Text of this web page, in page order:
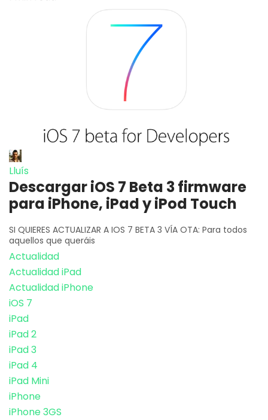
Lluís
Descargar iOS 7 Beta 3 firmware
para iPhone, iPad y iPod Touch
SI QUIERES ACTUALIZAR A IOS 7 BETA 3 VÍA OTA: Para todos
aquellos que queráis
Actualidad
Actualidad iPad
Actualidad iPhone
iOS 7
iPad
iPad 2
iPad 3
iPad 4
iPad Mini
iPhone
iPhone 3GS